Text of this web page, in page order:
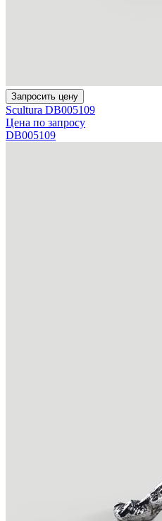
Запросить цену
Scultura DB005109
Цена по запросу
DB005109